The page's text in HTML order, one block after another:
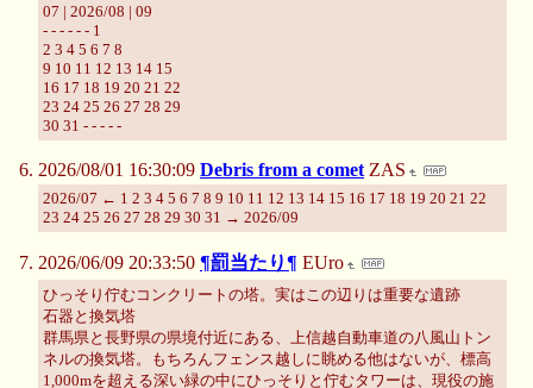
07 | 2026/08 | 09
- - - - - - 1
2 3 4 5 6 7 8
9 10 11 12 13 14 15
16 17 18 19 20 21 22
23 24 25 26 27 28 29
30 31 - - - - -
2026/08/01 16:30:09 Debris from a comet ZAS
2026/07 ← 1 2 3 4 5 6 7 8 9 10 11 12 13 14 15 16 17 18 19 20 21 22
23 24 25 26 27 28 29 30 31 → 2026/09
2026/06/09 20:33:50 ¶罰当たり¶ EUro
ひっそり佇むコンクリートの塔。実はこの辺りは重要な遺跡
石器と換気塔
群馬県と長野県の県境付近にある、上信越自動車道の八風山トン
ネルの換気塔。もちろんフェンス越しに眺める他はないが、標高
1,000mを超える深い緑の中にひっそりと佇むタワーは、現役の施